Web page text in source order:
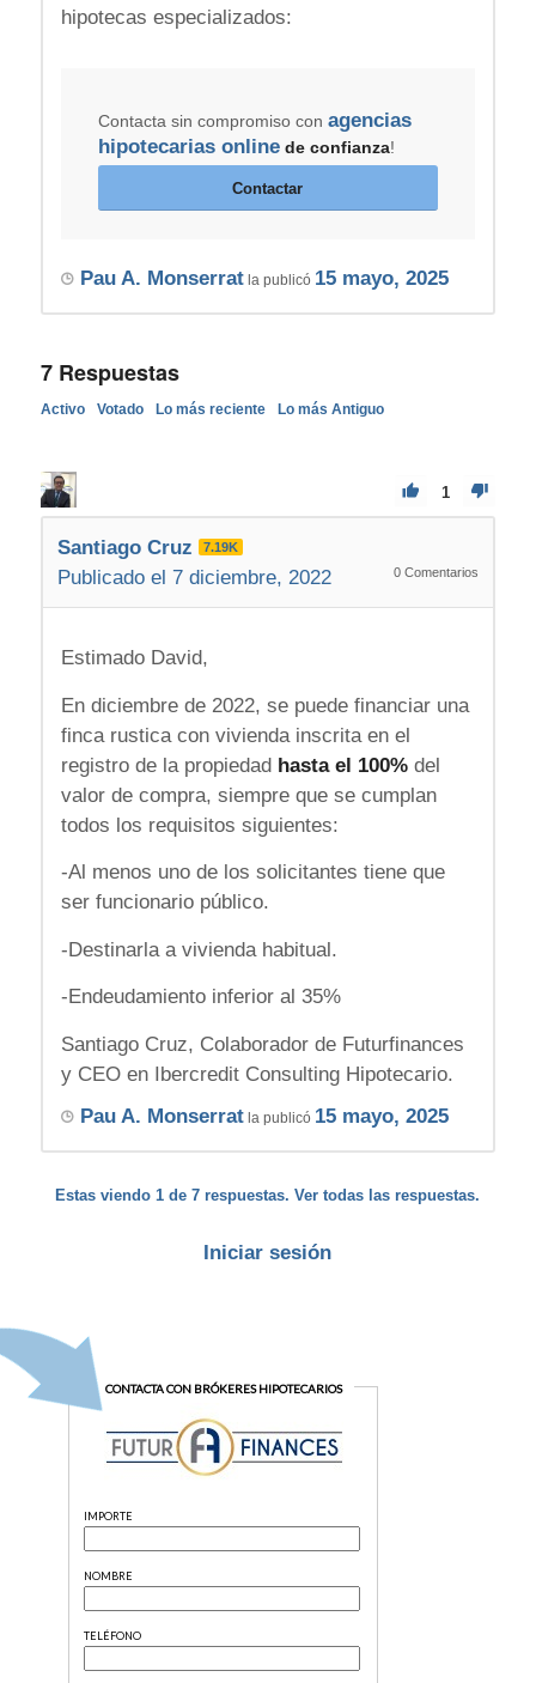
hipotecas especializados:
Contacta sin compromiso con agencias
hipotecarias online de confianza!
Contactar
Pau A. Monserratla publicó 15 mayo, 2025
7Respuestas
Activo Votado Lo más reciente Lo más Antiguo
1
Santiago Cruz 7.19K
Publicado el 7 diciembre, 2022 0 Comentarios
Estimado David,
En diciembre de 2022, se puede financiar una
finca rustica con vivienda inscrita en el
registro de la propiedad hasta el 100%del
valor de compra, siempre que se cumplan
todos los requisitos siguientes:
-Al menos uno de los solicitantes tiene que
ser funcionario público.
-Destinarla a vivienda habitual.
-Endeudamiento inferior al 35%
Santiago Cruz, Colaborador de Futurfinances
y CEO en Ibercredit Consulting Hipotecario.
Pau A. Monserratla publicó 15 mayo, 2025
Estas viendo 1 de 7 respuestas. Ver todas las respuestas.
Iniciar sesión